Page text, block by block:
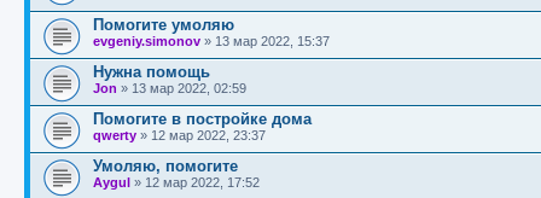
Помогите умоляю
evgeniy.simonov » 13 мар 2022, 15:37
Нужна помощь
Jon » 13 мар 2022, 02:59
Помогите в постройке дома
qwerty » 12 мар 2022, 23:37
Умоляю, помогите
Aygul » 12 мар 2022, 17:52